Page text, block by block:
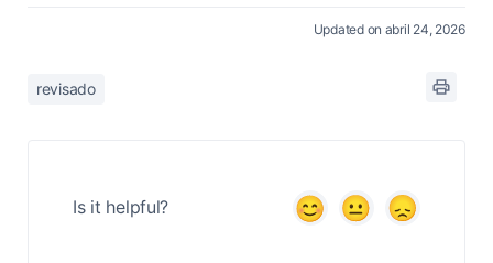
Updated on abril 24, 2026
revisado
Is it helpful?